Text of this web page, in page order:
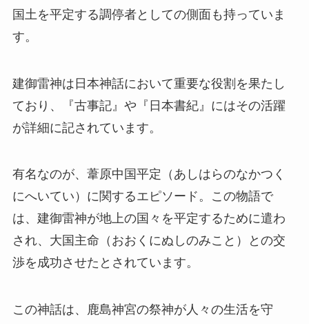
国土を平定する調停者としての側面も持っていま
す。
建御雷神は日本神話において重要な役割を果たし
ており、『古事記』や『日本書紀』にはその活躍
が詳細に記されています。
有名なのが、葦原中国平定（あしはらのなかつく
にへいてい）に関するエピソード。この物語で
は、建御雷神が地上の国々を平定するために遣わ
され、大国主命（おおくにぬしのみこと）との交
渉を成功させたとされています。
この神話は、鹿島神宮の祭神が人々の生活を守